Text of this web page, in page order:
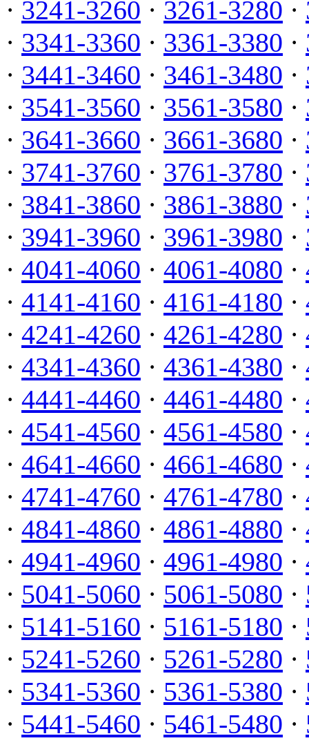
· 3241-3260 · 3261-3280 ·
· 3341-3360 · 3361-3380 ·
· 3441-3460 · 3461-3480 ·
· 3541-3560 · 3561-3580 ·
· 3641-3660 · 3661-3680 ·
· 3741-3760 · 3761-3780 ·
· 3841-3860 · 3861-3880 ·
· 3941-3960 · 3961-3980 ·
· 4041-4060 · 4061-4080 ·
· 4141-4160 · 4161-4180 ·
· 4241-4260 · 4261-4280 ·
· 4341-4360 · 4361-4380 ·
· 4441-4460 · 4461-4480 ·
· 4541-4560 · 4561-4580 ·
· 4641-4660 · 4661-4680 ·
· 4741-4760 · 4761-4780 ·
· 4841-4860 · 4861-4880 ·
· 4941-4960 · 4961-4980 ·
· 5041-5060 · 5061-5080 ·
· 5141-5160 · 5161-5180 ·
· 5241-5260 · 5261-5280 ·
· 5341-5360 · 5361-5380 ·
· 5441-5460 · 5461-5480 ·